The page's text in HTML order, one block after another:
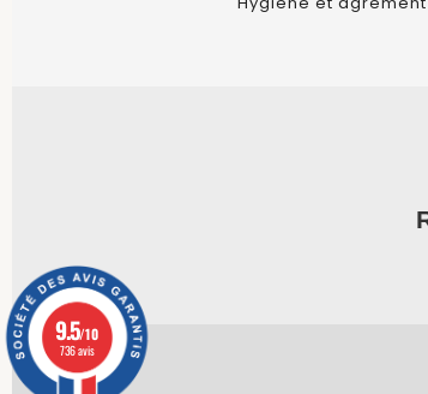
9.5/10
736 avis